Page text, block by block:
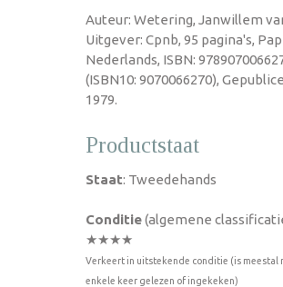
Auteur: Wetering, Janwillem
Uitgever: Cpnb, 95 pagina's,
Nederlands, ISBN:
(ISBN10: 9070066270),
1979.
Productstaat
Staat: Tweedehands
Conditie(algemene
★★★★
Verkeert in uitstekende conditie (is meestal
enkele keer gelezen of ingekeken)